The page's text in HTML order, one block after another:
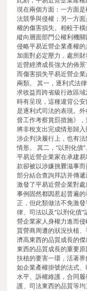
現在兩個方面：一方面
法競爭與侵權；另一方
權的傷害損失。相較于
縱向層面部門公權利機
侵略平易近營企業產權
加面對必定壓力，處所
近營經濟成長強大的佈
而傷害損失平易近營企
兩類。 其一，逐利式法
求收益而跨省級行政區
時有呈現，這種違背公
是逐利式司法的表現。
督工作考察賞罰措施》
將非稅支出完成情形歸
涉企判決履行上，也有
情形。 其二，“以刑化
平易近營企業家在承建
款卻被以涉嫌挑釁滋事
部分結合查詢拜訪并傳
激發了平易近營企業對
事例固然都因惹起普遍
正，但此類做法不免激
律、司法以及“以刑化債
營企業家人身權力進而
質營商周遭的狀況扶植
濟高東西的品質成長的
東西的品質成長的重要
扶植的要害一環，活著
如企業產權掛號的法式
水平、訴權維護，合同
護、司法東西的品質等